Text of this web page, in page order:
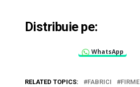
Distribuie pe:
WhatsApp
RELATED TOPICS: FABRICI FIRME